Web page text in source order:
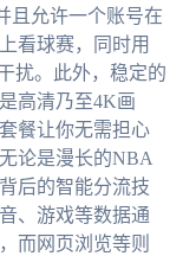
且允许一个账号在
看球赛，同时用
扰。此外，稳定的
高清乃至4K画
餐让你无需担心
论是漫长的NBA
后的智能分流技
、游戏等数据通
而网页浏览等则